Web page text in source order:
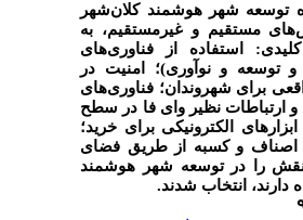
توسعه شهر هوشمند کلان‌شهر
مستقیم و غیرمستقیم، به
کلیدی: استفاده از فناوری‌های
توسعه و نوآوری)؛ امنیت در
برای شهروندان؛ فناوری‌های
ارتباطات نظیر وای فا در سطح
الکترونیکی برای خرید؛
و کسبه از طریق فضای
را در توسعه شهر هوشمند
دارند، انتخاب شدند.